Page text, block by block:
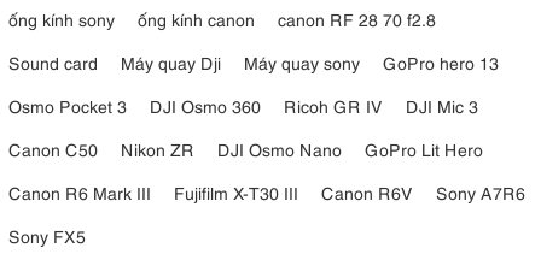
ống kính sony
ống kính canon
canon RF 28 70 f2.8
Sound card
Máy quay Dji Máy quay sony
GoPro hero 13
Osmo Pocket 3
DJI Osmo 360 Ricoh GR IV
DJI Mic 3
Canon C50
Nikon ZR DJI Osmo Nano
GoPro Lit Hero
Canon R6 Mark III
Fujifilm X-T30 III Canon R6V
Sony A7R6
Sony FX5